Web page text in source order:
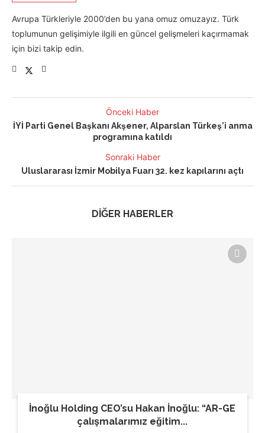
Avrupa Türkleriyle 2000’den bu yana omuz omuzayız. Türk
toplumunun gelişimiyle ilgili en güncel gelişmeleri kaçırmamak
için bizi takip edin.
Önceki Haber
İYİ Parti Genel Başkanı Akşener, Alparslan Türkeş’i anma
programına katıldı
Sonraki Haber
Uluslararası İzmir Mobilya Fuarı 32. kez kapılarını açtı
DİĞER HABERLER
İnoğlu Holding CEO’su Hakan İnoğlu: “AR-GE
çalışmalarımız eğitim...